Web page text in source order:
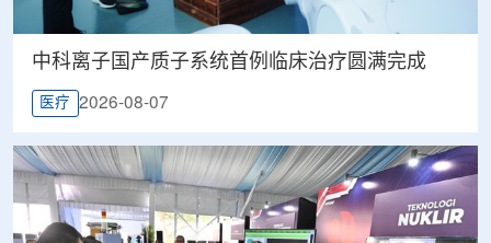
中科离子国产质子系统首例临床治疗圆满完成
医疗 2026-08-07